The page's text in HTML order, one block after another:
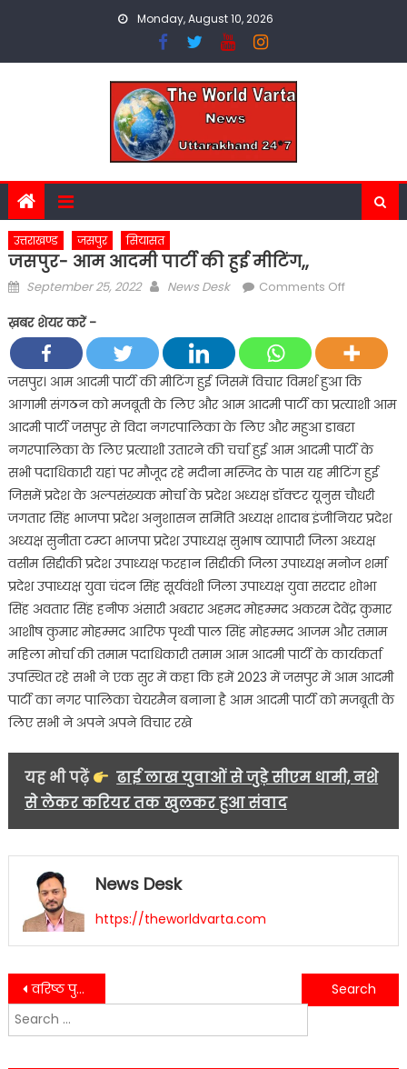
Monday, August 10, 2026
उत्तराखण्ड जसपुर सियासत
जसपुर- आम आदमी पार्टी की हुई मीटिंग,,
Posted
September 25, 2022 Author
News Desk Comments Offon
आदमी
पार्टी
की
हुई
मीटिंग,,
ख़बर शेयर करें -
जसपुर। आम आदमी पार्टी की मीटिंग हुई जिसमें विचार विमर्श हुआ कि
आगामी संगठन को मजबूती के लिए और आम आदमी पार्टी का प्रत्याशी आम
आदमी पार्टी जसपुर से विदा नगरपालिका के लिए और महुआ डाबरा
नगरपालिका के लिए प्रत्याशी उतारने की चर्चा हुई आम आदमी पार्टी के
सभी पदाधिकारी यहां पर मौजूद रहे मदीना मस्जिद के पास यह मीटिंग हुई
जिसमें प्रदेश के अल्पसंख्यक मोर्चा के प्रदेश अध्यक्ष डॉक्टर यूनुस चौधरी
जगतार सिंह भाजपा प्रदेश अनुशासन समिति अध्यक्ष शादाब इंजीनियर प्रदेश
अध्यक्ष सुनीता टम्टा भाजपा प्रदेश उपाध्यक्ष सुभाष व्यापारी जिला अध्यक्ष
वसीम सिद्दीकी प्रदेश उपाध्यक्ष फरहान सिद्दीकी जिला उपाध्यक्ष मनोज शर्मा
प्रदेश उपाध्यक्ष युवा चंदन सिंह सूर्यवंशी जिला उपाध्यक्ष युवा सरदार शोभा
सिंह अवतार सिंह हनीफ अंसारी अबरार अहमद मोहम्मद अकरम देवेंद्र कुमार
आशीष कुमार मोहम्मद आरिफ पृथ्वी पाल सिंह मोहम्मद आजम और तमाम
महिला मोर्चा की तमाम पदाधिकारी तमाम आम आदमी पार्टी के कार्यकर्ता
उपस्थित रहे सभी ने एक सुर में कहा कि हमें 2023 में जसपुर में आम आदमी
पार्टी का नगर पालिका चेयरमैन बनाना है आम आदमी पार्टी को मजबूती के
लिए सभी ने अपने अपने विचार रखे
यह भी पढ़ें
ढाई लाख युवाओं से जुड़े सीएम धामी, नशे
से लेकर करियर तक खुलकर हुआ संवाद
News Desk
https://theworldvarta.com
Post
navigation
वरिष्ठ पुलिस अधीक्षक नैनीताल के निर्देशन मे नशा मुक्त अभियान के चलते स्मैक तस्कर को 6.50 ग्राम अवैध स्मैक के साथ किया गिरफ्तार….
पुलिस ने अनियमितता पाए जाने पर होटल चैकिंग के अभियान के तहत 5 होटलों पर की कार्यवाही…..
Search
for: